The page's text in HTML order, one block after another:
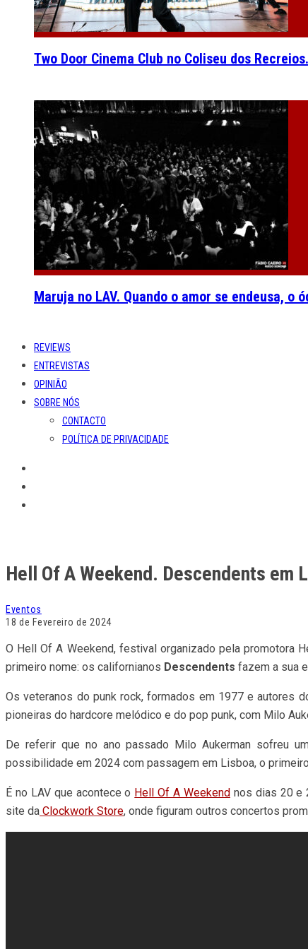
Two Door Cinema Club no Coliseu dos
Maruja no LAV. Quando o amor se endeusa, o
REVIEWS
ENTREVISTAS
OPINIÃO
SOBRE NÓS
CONTACTO
POLÍTICA DE PRIVACIDADE
Hell Of A Weekend. Descendents em
Eventos
18 de Fevereiro de 2024
O Hell Of A Weekend, festival organizado pela promotora
primeiro nome: os californianos Descendents fazem a sua
Os veteranos do punk rock, formados em 1977 e autores
pioneiras do hardcore melódico e do pop punk, com Milo
De referir que no ano passado Milo Aukerman sofreu
possibilidade em 2024 com passagem em Lisboa, o
É no LAV que acontece o Hell Of A Weekendnos dias 20 e
site da Clockwork Store, onde figuram outros concertos